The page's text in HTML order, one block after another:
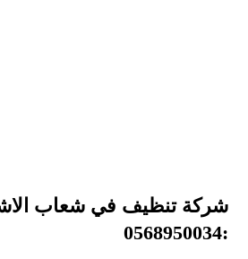
شركة تنظيف في شعاب
:0568950034